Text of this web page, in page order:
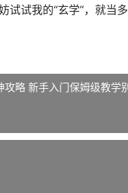
试试我的“玄学”，就当
攻略 新手入门保姆级教学